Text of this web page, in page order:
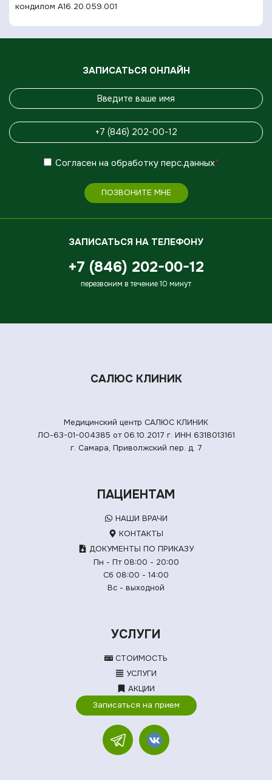
кондилом A16.20.059.001
ЗАПИСАТЬСЯ ОНЛАЙН
Согласен на обработку перс.данных*
ПОЗВОНИТЕ МНЕ
ЗАПИСАТЬСЯ НА ТЕЛЕФОНУ
+7 (846) 202-00-12
перезвоним в течение 10 минут
САЛЮС КЛИНИК
Медицинский центр САЛЮС КЛИНИК
ЛО-63-01-004385 от 06.10.2017 г. ИНН 6318013161
г. Самара, Приволжский пер. д. 7
ПАЦИЕНТАМ
НАШИ ВРАЧИ
КОНТАКТЫ
ДОКУМЕНТЫ ПО ПРИКАЗУ
Пн - Пт 08:00 - 20:00
Сб 08:00 - 14:00
Вс - выходной
УСЛУГИ
СТОИМОСТЬ
УСЛУГИ
АКЦИИ
Записаться на прием